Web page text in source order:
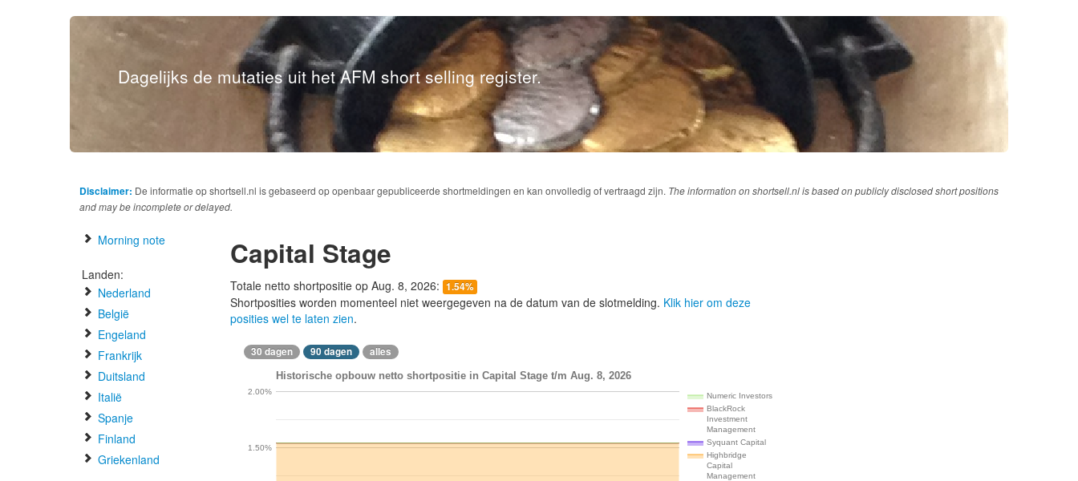
Dagelijks de mutaties uit het AFM short selling register.
Disclaimer: De informatie op shortsell.nl is gebaseerd op openbaar gepubliceerde shortmeldingen en kan onvolledig of vertraagd zijn. The information on shortsell.nl is based on publicly disclosed short positions
and may be incomplete or delayed.
Morning note
Landen:
Nederland
België
Engeland
Frankrijk
Duitsland
Italië
Spanje
Finland
Griekenland
Capital Stage
Totale netto shortpositie op Aug. 8, 2026: 1.54%
Shortposities worden momenteel niet weergegeven na de datum van de slotmelding. Klik hier om deze
posities wel te laten zien.
30 dagen 90 dagen alles
Historische opbouw netto shortpositie in Capital Stage t/m Aug. 8, 2026
Numeric Investors
BlackRock
Investment
Management
Syquant Capital
Highbridge
Capital
Management
1.50%
2.00%